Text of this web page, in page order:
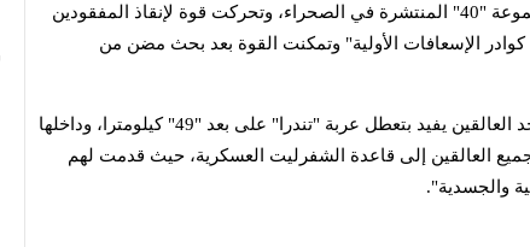
وأوضحت أن بلاغا ورد "من أحد رفقاء المفقودين إلى المجموعة "40" المنتشرة في الصحراء، وتحركت قوة لإنقاذ المفقودين
كوادر الإسعافات الأولية" وتمكنت القوة بعد بحث مضن من
وأضافت أن القوة تلقت أثناء إنقاذ العالقين بلاغا آخر من أحد العالقين يفيد بتعطل عربة "تندرا" على بعد "49" كيلومترا، وداخلها
العالقين إلى قاعدة الشفرليت العسكرية، حيث قدمت لهم
والجسدية".